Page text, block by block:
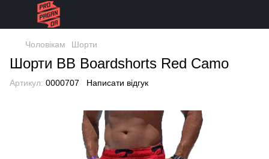
Чоловікам Шорти
Шорти BB Boardshorts Red Camo
Артикул: 0000707 Написати відгук